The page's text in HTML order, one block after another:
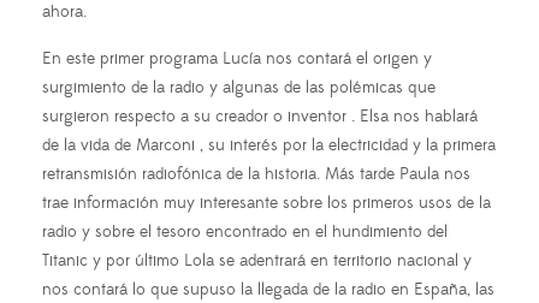
ahora.
En este primer programa Lucía nos contará el origen y
surgimiento de la radio y algunas de las polémicas que
surgieron respecto a su creador o inventor . Elsa nos hablará
de la vida de Marconi , su interés por la electricidad y la primera
retransmisión radiofónica de la historia. Más tarde Paula nos
trae información muy interesante sobre los primeros usos de la
radio y sobre el tesoro encontrado en el hundimiento del
Titanic y por último Lola se adentrará en territorio nacional y
nos contará lo que supuso la llegada de la radio en España, las